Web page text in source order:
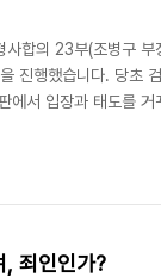
합의 23부(조병구 부
진행했습니다. 당초
에서 입장과 태도를 거
태에서 작성된 증거
. 故 오경무 씨 형제들
, 죄인인가?